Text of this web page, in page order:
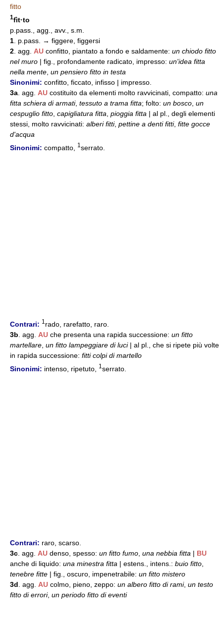
fitto
1fìt·to
p.pass., agg., avv., s.m.
1 . p.pass. → figgere, figgersi
2 . agg. AU confitto, piantato a fondo e saldamente: un chiodo fitto
nel muro | fig., profondamente radicato, impresso: un'idea fitta
nella mente un pensiero fitto in testa
Sinonimi: confitto, ficcato, infisso | impresso.
3a . agg. AU costituito da elementi molto ravvicinati, compatto: una
fitta schiera di armati, tessuto a trama fitta; folto: un bosco un
cespuglio fitto capigliatura fitta pioggia fitta | al pl., degli elementi
stessi, molto ravvicinati: alberi fitti, pettine a denti fitti, fitte gocce
d'acqua
Sinonimi: compatto, 1 serrato.
Contrari: 1 rado, rarefatto, raro.
3b . agg. AU che presenta una rapida successione: un fitto
martellare un fitto lampeggiare di luci| al pl., che si ripete più volte
in rapida successione: fitti colpi di martello
Sinonimi: intenso, ripetuto, 1 serrato.
Contrari: raro, scarso.
3c . agg. AU denso, spesso: un fitto fumo una nebbia fitta | BU
anche di liquido: una minestra fitta | estens., intens.: buio fitto
tenebre fitte | fig., oscuro, impenetrabile: un fitto mistero
3d . agg. AU colmo, pieno, zeppo: un albero fitto di rami, un testo
fitto di errori, un periodo fitto di eventi